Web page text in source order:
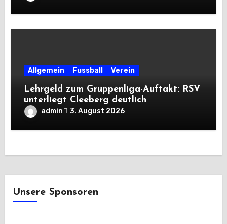
Allgemein Fussball Verein
Lehrgeld zum Gruppenliga-Auftakt: RSV
unterliegt Cleeberg deutlich
admin 3. August 2026
Unsere Sponsoren